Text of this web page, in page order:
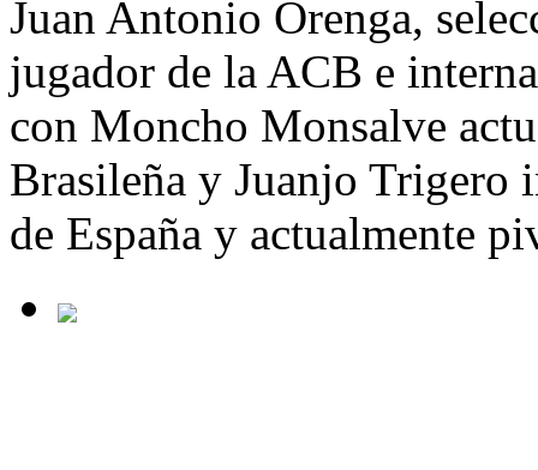
Juan Antonio Orenga,
jugador de la ACB e
con Moncho Monsalve
Brasileña y Juanjo Trigero
de España y actualmente